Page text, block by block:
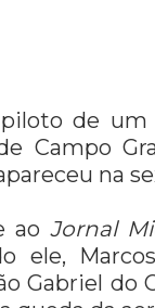
de
Campo
na
aoJornal
ele,
Gabriel do